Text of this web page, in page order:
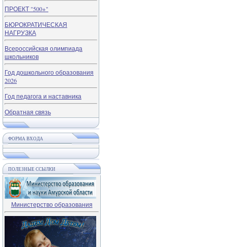
ПРОЕКТ "500+"
БЮРОКРАТИЧЕСКАЯ
НАГРУЗКА
Всероссийская олимпиада
школьников
Год дошкольного образования
2026
Год педагога и наставника
Обратная связь
ФОРМА ВХОДА
ПОЛЕЗНЫЕ ССЫЛКИ
Министерство образования